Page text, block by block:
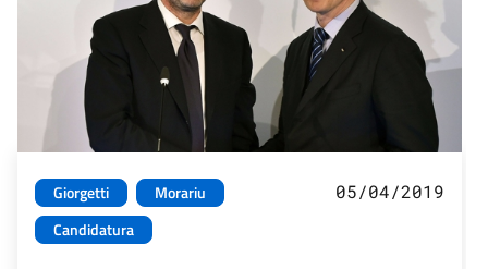
Giorgetti
Morariu
Candidatura
05/04/2019